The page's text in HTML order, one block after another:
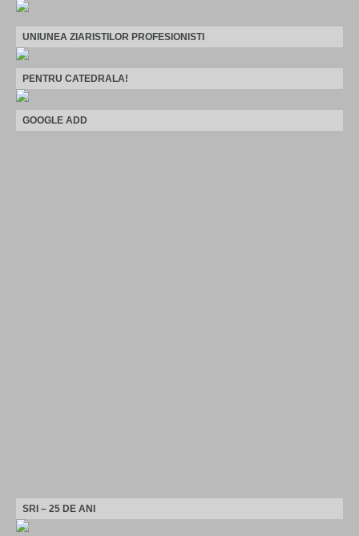
UNIUNEA ZIARISTILOR PROFESIONISTI
PENTRU CATEDRALA!
GOOGLE ADD
SRI – 25 DE ANI